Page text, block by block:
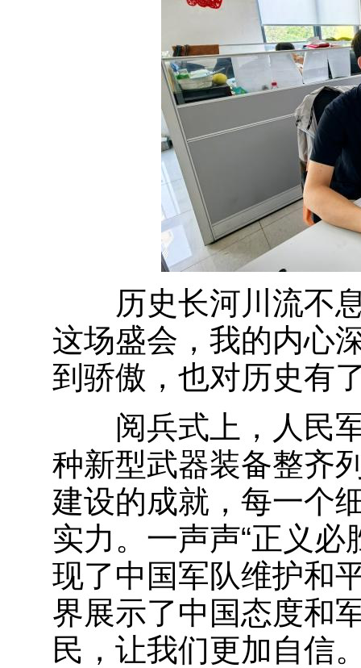
历史长河川流不息
这场盛会，我的内心
到骄傲，也对历史有
阅兵式上，人民军
种新型武器装备整齐
建设的成就，每一个
实力。一声声“正义
现了中国军队维护和
界展示了中国态度和
民，让我们更加自信